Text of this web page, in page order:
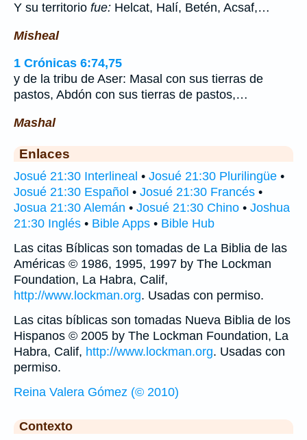
Y su territorio fue: Helcat, Halí, Betén, Acsaf,…
Misheal
1 Crónicas 6:74,75
y de la tribu de Aser: Masal con sus tierras de
pastos, Abdón con sus tierras de pastos,…
Mashal
Enlaces
Josué 21:30 Interlineal • Josué 21:30 Plurilingüe •
Josué 21:30 Español • Josué 21:30 Francés •
Josua 21:30 Alemán • Josué 21:30 Chino • Joshua
21:30 Inglés • Bible Apps • Bible Hub
Las citas Bíblicas son tomadas de La Biblia de las
Américas © 1986, 1995, 1997 by The Lockman
Foundation, La Habra, Calif,
http://www.lockman.org. Usadas con permiso.
Las citas bíblicas son tomadas Nueva Biblia de los
Hispanos © 2005 by The Lockman Foundation, La
Habra, Calif, http://www.lockman.org. Usadas con
permiso.
Reina Valera Gómez (© 2010)
Contexto